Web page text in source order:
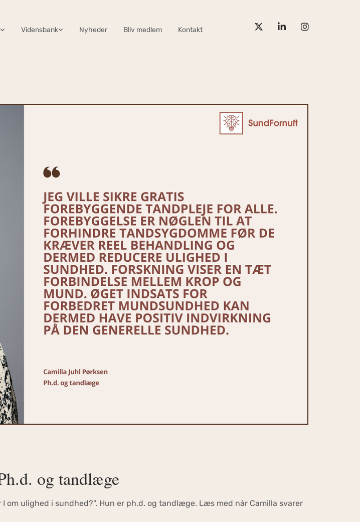
Vidensbank Nyheder Bliv medlem Kontakt
og tandlæge
om ulighed i sundhed?". Hun er ph.d. og tandlæge. Læs med når Camilla svarer